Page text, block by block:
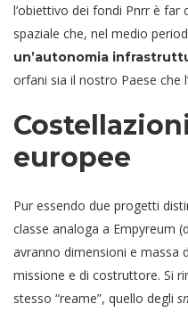
l’obiettivo dei fondi Pnrr è far
spaziale che, nel medio
un’autonomia
orfani sia il nostro Paese che
europee
Pur essendo due progetti
classe analoga a Empyreum
avranno dimensioni e massa
missione e di costruttore. Si
stesso “reame”, quello degli